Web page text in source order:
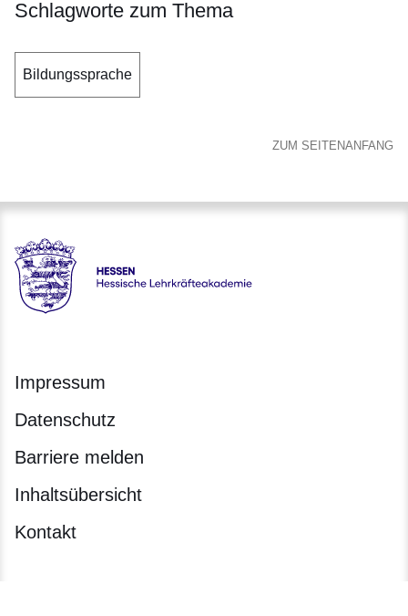
Schlagworte zum Thema
Bildungssprache
ZUM SEITENANFANG
Hessen - Hessische Lehrkräfteakademie
Impressum
Datenschutz
Barriere melden
Inhaltsübersicht
Kontakt